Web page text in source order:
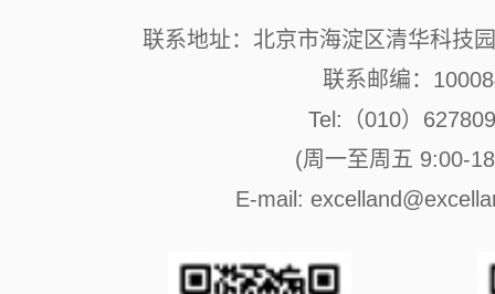
联系地址：北京市海淀区清华科技
联系邮编：
Tel:（010）
(周一至周五 9:00-
E-mail: